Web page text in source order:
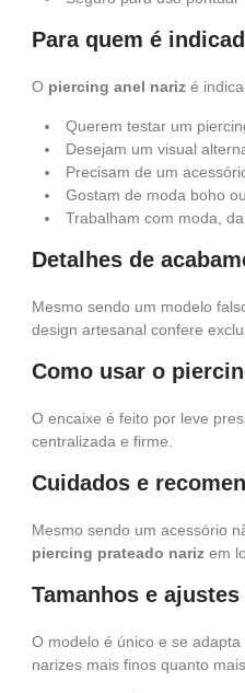
Para quem é
O piercing anel nariz é
Querem testar um
Desejam um visual
Precisam de um
Gostam de moda boho
Trabalham com moda,
Detalhes de
Mesmo sendo um modelo
design artesanal confere
Como usar o
O encaixe é feito por leve
centralizada e firme.
Cuidados e
Mesmo sendo um acessório
piercing prateado nariz em
Tamanhos e ajustes
O modelo é único e se
narizes mais finos quanto